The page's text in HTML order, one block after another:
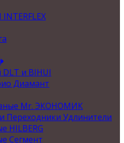
и BIHUI
Диамант
Mr. ЭКОНОМИК
Переходники Удлинители
HILBERG
Сегмент